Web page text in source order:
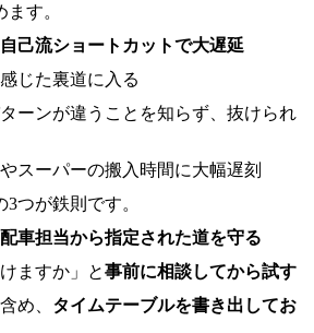
す。
己流ショートカットで大遅延
じた裏道に入る
ーンが違うことを知らず、抜けられ
スーパーの搬入時間に大幅遅刻
つが鉄則です。
車担当から指定された道を守る
ますか」と事前に相談してから試す
め、 タイムテーブルを書き出してお